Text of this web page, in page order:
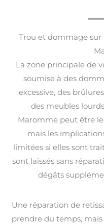
Trou et dommage sur
La zone principale de
soumise à des
excessive, des
des meubles
Maromme peut être
mais les
limitées si elles sont
sont laissés sans
dégâts
Une réparation de
prendre du temps,